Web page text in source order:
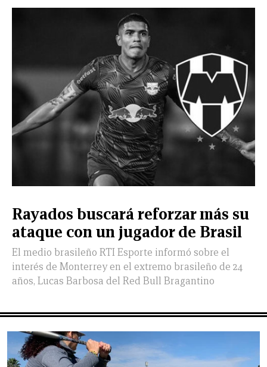
Rayados buscará reforzar más su
ataque con un jugador de Brasil
El medio brasileño RTI Esporte informó sobre el
interés de Monterrey en el extremo brasileño de 24
años, Lucas Barbosa del Red Bull Bragantino